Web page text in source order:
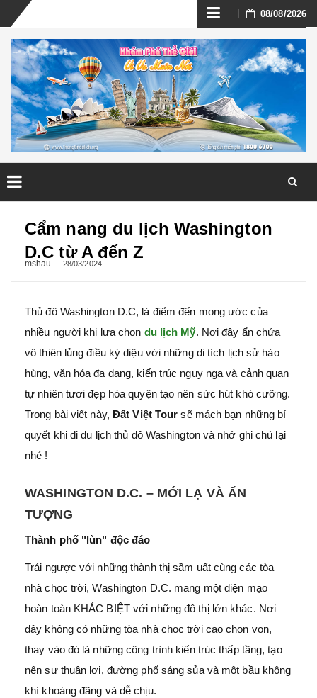
Skip
to
content
08/08/2026
Cẩm nang du lịch Washington
D.C từ A đến Z
mshau 28/03/2024
Thủ đô Washington D.C, là điểm đến mong ước của
nhiều người khi lựa chọn du lịch Mỹ. Nơi đây ẩn chứa
vô thiên lủng điều kỳ diệu với những di tích lịch sử hào
hùng, văn hóa đa dạng, kiến trúc nguy nga và cảnh quan
tự nhiên tươi đẹp hòa quyện tạo nên sức hút khó cưỡng.
Trong bài viết này, Đất Việt Tour sẽ mách bạn những bí
quyết khi đi du lịch thủ đô Washington và nhớ ghi chú lại
nhé !
WASHINGTON D.C. – MỚI LẠ VÀ ẤN
TƯỢNG
Thành phố "lùn" độc đáo
Trái ngược với những thành thị sầm uất cùng các tòa
nhà chọc trời, Washington D.C. mang một diện mạo
hoàn toàn KHÁC BIỆT với những đô thị lớn khác. Nơi
đây không có những tòa nhà chọc trời cao chon von,
thay vào đó là những công trình kiến trúc thấp tầng, tạo
nên sự thuận lợi, đường phố sáng sủa và một bầu không
khí khoáng đãng và dễ chịu.